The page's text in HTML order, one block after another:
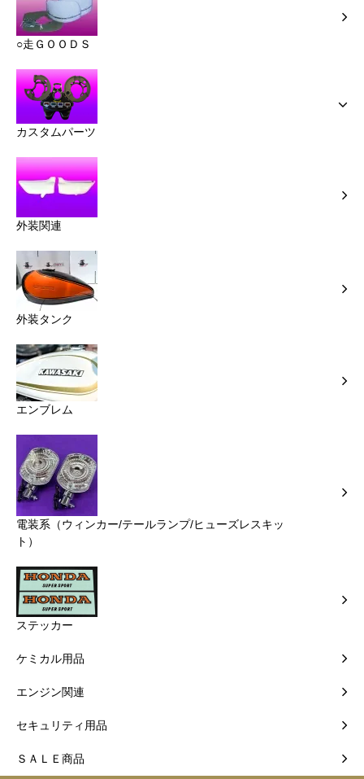
○走ＧＯＯＤＳ
カスタムパーツ
外装関連
外装タンク
エンブレム
電装系（ウィンカー/テールランプ/ヒューズレスキッ
ト）
ステッカー
ケミカル用品
エンジン関連
セキュリティ用品
ＳＡＬＥ商品